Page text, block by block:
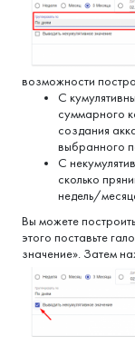
возможности
С
суммарного
создания
выбранного
С
сколько
недель/
Вы можете
этого поставьте
значение». Затем